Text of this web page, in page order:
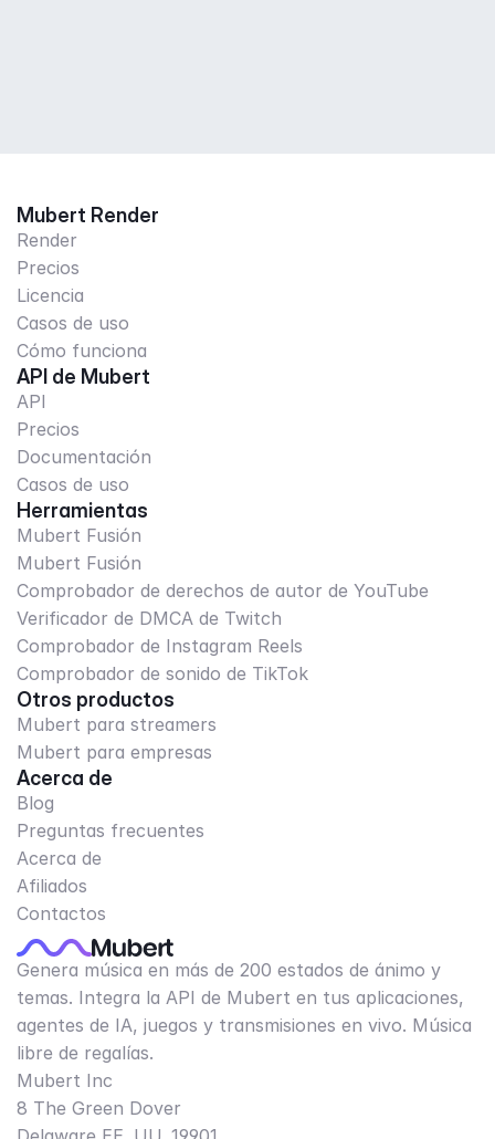
Mubert Render
Render
Precios
Licencia
Casos de uso
Cómo funciona
API de Mubert
API
Precios
Documentación
Casos de uso
Herramientas
Mubert Fusión
Mubert Fusión
Comprobador de derechos de autor de YouTube
Verificador de DMCA de Twitch
Comprobador de Instagram Reels
Comprobador de sonido de TikTok
Otros productos
Mubert para streamers
Mubert para empresas
Acerca de
Blog
Preguntas frecuentes
Acerca de
Afiliados
Contactos
Genera música en más de 200 estados de ánimo y
temas. Integra la API de Mubert en tus aplicaciones,
agentes de IA, juegos y transmisiones en vivo. Música
libre de regalías.
Mubert Inc
8 The Green Dover